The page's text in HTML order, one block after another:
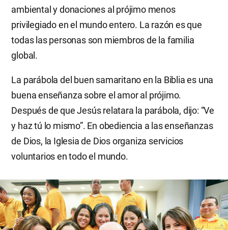
ambiental y donaciones al prójimo menos
privilegiado en el mundo entero. La razón es que
todas las personas son miembros de la familia
global.
La parábola del buen samaritano en la Biblia es una
buena enseñanza sobre el amor al prójimo.
Después de que Jesús relatara la parábola, dijo: “Ve
y haz tú lo mismo”. En obediencia a las enseñanzas
de Dios, la Iglesia de Dios organiza servicios
voluntarios en todo el mundo.